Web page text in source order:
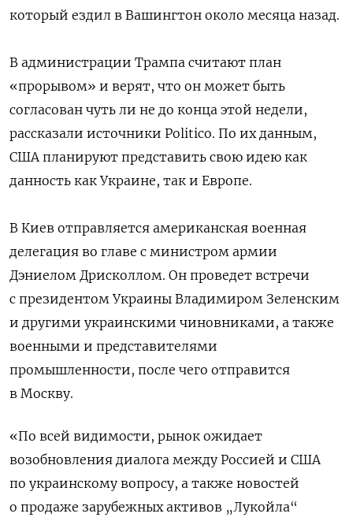
который ездил в Вашингтон около месяца назад.
В администрации Трампа считают план
«прорывом» и верят, что он может быть
согласован чуть ли не до конца этой недели,
рассказали источники Politico. По их данным,
США планируют представить свою идею как
данность как Украине, так и Европе.
В Киев отправляется американская военная
делегация во главе с министром армии
Дэниелом Дрисколлом. Он проведет встречи
с президентом Украины Владимиром Зеленским
и другими украинскими чиновниками, а также
военными и представителями
промышленности, после чего отправится
в Москву.
«По всей видимости, рынок ожидает
возобновления диалога между Россией и США
по украинскому вопросу, а также новостей
о продаже зарубежных активов „Лукойла“